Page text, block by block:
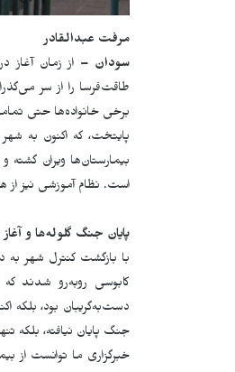
مرفت عبدالقادر
سودان –
طاقت‌فرسا را از سر
برخی خانواده‌ها حتی
پایتخت، که اکنون به
بیمارستان‌ها ویران
است. نظام آموزشی نیز از
پایان جنگ گلوله‌ها و آغاز
با بازگشت کنترل شهر به
کابوسی روبه‌رو شدند
دست‌به‌گریبان بود، بلکه
جنگ پایان نیافته، بلکه
خبرگزاری ما توانست از